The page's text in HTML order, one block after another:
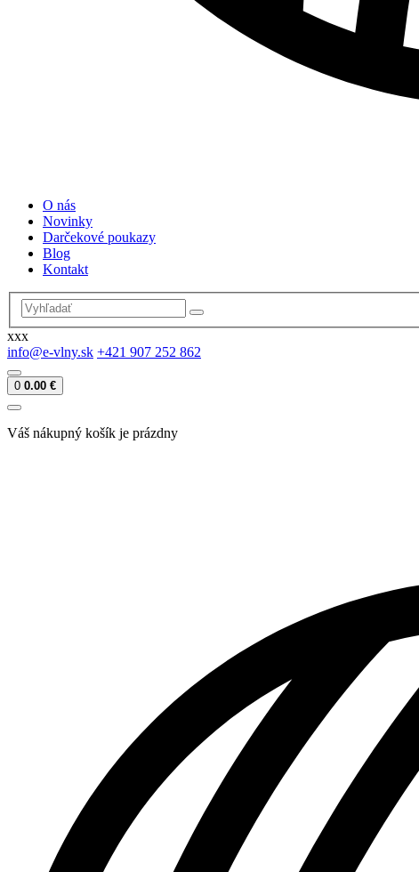
O nás
Novinky
Darčekové poukazy
Blog
Kontakt
xxx
info@e-vlny.sk +421 907 252 862
0 0.00 €
Váš nákupný košík je prázdny